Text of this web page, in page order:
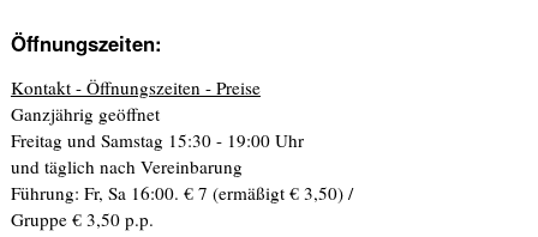
Öffnungszeiten:
Kontakt - Öffnungszeiten - Preise
Ganzjährig geöffnet
Freitag und Samstag 15:30 - 19:00 Uhr
und täglich nach Vereinbarung
Führung: Fr, Sa 16:00. € 7 (ermäßigt € 3,50) /
Gruppe € 3,50 p.p.